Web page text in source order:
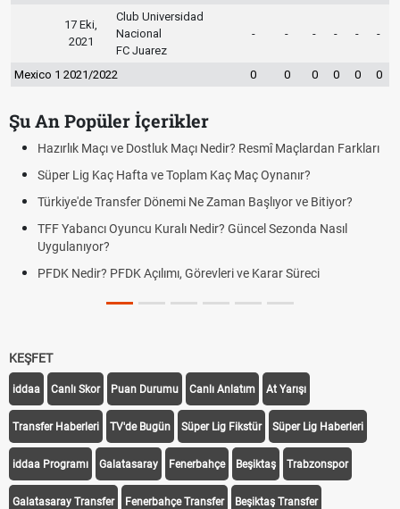
17 Eki,
2021
Club Universidad
Nacional
FC Juarez
- - - - - -
Mexico 1 2021/2022 0 0 0 0 0 0
Şu An Popüler İçerikler
Hazırlık Maçı ve Dostluk Maçı Nedir? Resmî Maçlardan Farkları
Süper Lig Kaç Hafta ve Toplam Kaç Maç Oynanır?
Türkiye'de Transfer Dönemi Ne Zaman Başlıyor ve Bitiyor?
TFF Yabancı Oyuncu Kuralı Nedir? Güncel Sezonda Nasıl
Uygulanıyor?
PFDK Nedir? PFDK Açılımı, Görevleri ve Karar Süreci
KEŞFET
iddaa Canlı Skor Puan Durumu Canlı Anlatım At Yarışı
Transfer Haberleri TV'de Bugün Süper Lig Fikstür Süper Lig Haberleri
iddaa Programı Galatasaray Fenerbahçe Beşiktaş Trabzonspor
Galatasaray Transfer Fenerbahçe Transfer Beşiktaş Transfer